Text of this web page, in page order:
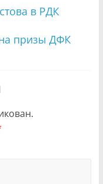
в РДК
призы ДФК